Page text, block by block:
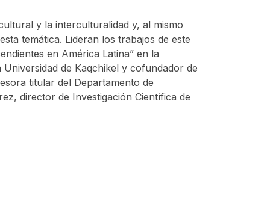
y la interculturalidad y, al mismo
temática. Lideran los trabajos de este
en América Latina” en la
de Kaqchikel y cofundador de
titular del Departamento de
director de Investigación Científica de